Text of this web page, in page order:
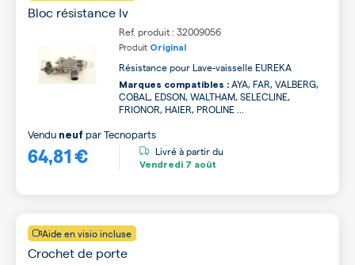
Bloc résistance lv
Ref. produit : 32009056
Produit Original
Résistance pour Lave-vaisselle EUREKA
Marques compatibles : AYA, FAR, VALBERG,
COBAL, EDSON, WALTHAM, SELECLINE,
FRIONOR, HAIER, PROLINE ...
64,81 €
Vendu neuf parTecnoparts
Livré à partir du
Vendredi 7 août
Aide en visio incluse
Crochet de porte